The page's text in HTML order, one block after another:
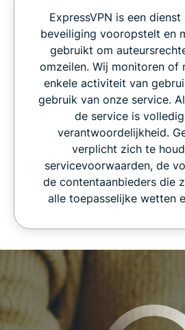
ExpressVPN is een
beveiliging vooropstelt en
gebruikt om
omzeilen. Wij monitoren of
enkele activiteit van
gebruik van onze service.
de service is
verantwoordelijkheid.
verplicht zich te
servicevoorwaarden, de
de contentaanbieders die
alle toepasselijke wetten